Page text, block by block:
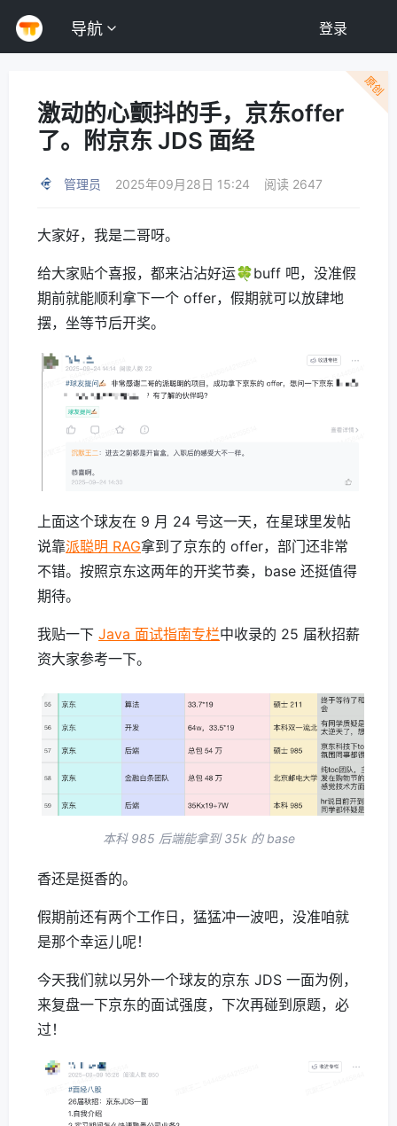
导航 登录
原创
激动的心颤抖的手，京东offer
了。附京东 JDS 面经
管理员 2025年09月28日 15:24 阅读 2647
大家好，我是二哥呀。
给大家贴个喜报，都来沾沾好运🍀buff 吧，没准假
期前就能顺利拿下一个 offer，假期就可以放肆地
摆，坐等节后开奖。
上面这个球友在 9 月 24 号这一天，在星球里发帖
说靠派聪明 RAG拿到了京东的 offer，部门还非常
不错。按照京东这两年的开奖节奏，base 还挺值得
期待。
我贴一下 Java 面试指南专栏中收录的 25 届秋招薪
资大家参考一下。
本科 985 后端能拿到 35k 的 base
香还是挺香的。
假期前还有两个工作日，猛猛冲一波吧，没准咱就
是那个幸运儿呢！
今天我们就以另外一个球友的京东 JDS 一面为例，
来复盘一下京东的面试强度，下次再碰到原题，必
过！